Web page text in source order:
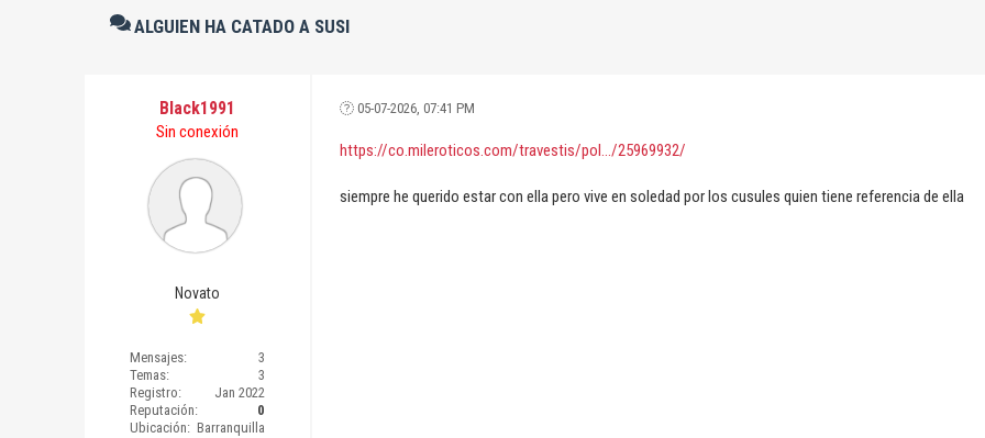
ALGUIEN HA CATADO A SUSI
Black1991
Sin conexión
Novato
Mensajes:
3
Temas:
3
Registro:
Jan 2022
Reputación:
0
Ubicación: Barranquilla
05-07-2026, 07:41 PM
https://co.mileroticos.com/travestis/pol.../25969932/
siempre he querido estar con ella pero vive en soledad por los cusules quien tiene referencia de ella